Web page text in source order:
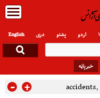
English دری پشتو اردو
خبرپاڼه
accidents,
- +